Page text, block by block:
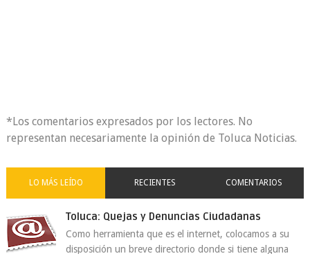
*Los comentarios expresados por los lectores. No
representan necesariamente la opinión de Toluca Noticias.
LO MÁS LEÍDO RECIENTES COMENTARIOS
Toluca: Quejas y Denuncias Ciudadanas
Como herramienta que es el internet, colocamos a su
disposición un breve directorio donde si tiene alguna